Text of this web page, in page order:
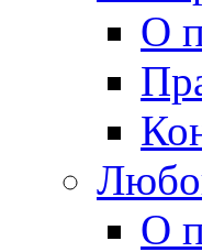
О
О